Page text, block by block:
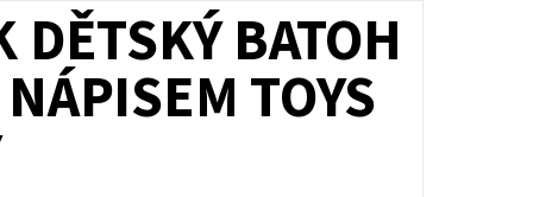
BATOH
TOYS